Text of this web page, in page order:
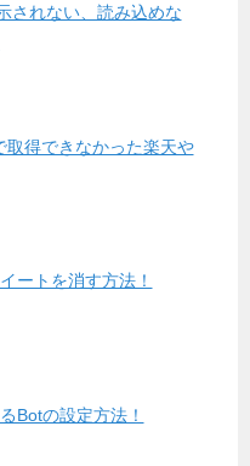
されない、読み込めな
取得できなかった楽天や
ートを消す方法！
Botの設定方法！